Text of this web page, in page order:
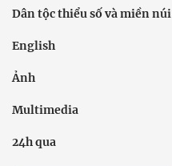
Dân tộc thiểu số và miền núi
English
Ảnh
Multimedia
24h qua